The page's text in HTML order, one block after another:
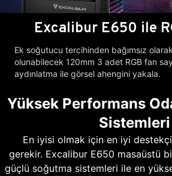
Excalibur E650 ile
Ek soğutucu tercihinden bağımsız
olunabilecek 120mm 3 adet RGB fan
aydınlatma ile görsel ahengini yakala.
Yüksek Performans
Sistemleri
En iyisi olmak için en iyi
gerekir. Excalibur E650 masaüstü
güçlü soğutma sistemleri ile en